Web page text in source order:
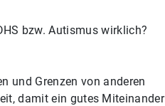
bzw. Autismus wirklich?
und Grenzen von anderen
damit ein gutes Miteinander